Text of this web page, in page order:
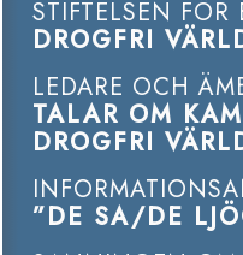
STIFTELSEN FÖR
DROGFRI
LEDARE OCH
TALAR OM
DROGFRI
”DE SA/DE